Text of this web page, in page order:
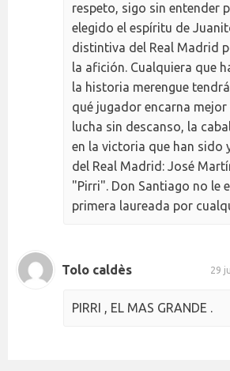
respeto, sigo sin entender
elegido el espíritu de
distintiva del Real Madrid
la afición. Cualquiera que
la historia merengue
qué jugador encarna
lucha sin descanso, la
en la victoria que han sido
del Real Madrid: José
"Pirri". Don Santiago no le
primera laureada por
Tolo caldès 29
PIRRI , EL MAS GRANDE .